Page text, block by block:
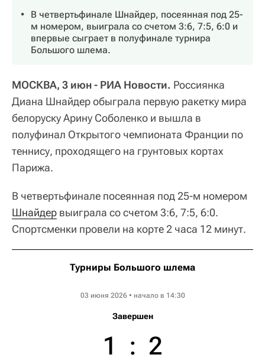
В четвертьфинале Шнайдер, посеянная под 25-
м номером, выиграла со счетом 3:6, 7:5, 6:0 и
впервые сыграет в полуфинале турнира
Большого шлема.
МОСКВА, 3 июн - РИА Новости. Россиянка
Диана Шнайдер обыграла первую ракетку мира
белоруску Арину Соболенко и вышла в
полуфинал Открытого чемпионата Франции по
теннису, проходящего на грунтовых кортах
Парижа.
В четвертьфинале посеянная под 25-м номером
Шнайдер выиграла со счетом 3:6, 7:5, 6:0.
Спортсменки провели на корте 2 часа 12 минут.
Турниры Большого шлема
03 июня 2026 • начало в 14:30
Завершен
1 : 2